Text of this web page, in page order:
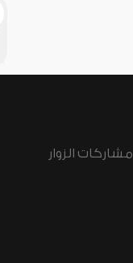
مشاركات الزوار